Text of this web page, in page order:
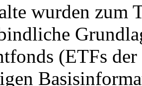
wurden zum
(ETFs